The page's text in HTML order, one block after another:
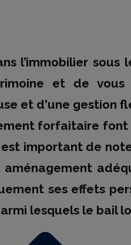
l’immobilier sous
et de vous
et d'une gestion
forfaitaire font
important de
ses effets
lesquels le bail